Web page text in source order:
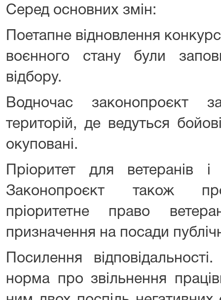
Серед основних змін:
Поетапне відновлення
воєнного стану були
відбору.
Водночас законопроєкт
територій, де ведуться
окуповані.
Пріоритет для ветеранів
Законопроєкт також
пріоритетне право
призначення на посади
Посилення
норма про звільнення